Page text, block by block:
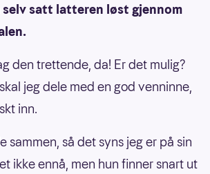
satt latteren løst gjennom
den trettende, da! Er det mulig?
jeg dele med en god venninne,
inn.
sammen, så det syns jeg er på sin
ikke ennå, men hun finner snart ut